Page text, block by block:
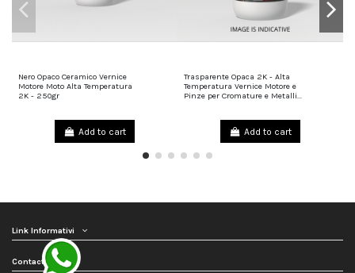
Nero Opaco Ceramico Vernice
Motore Moto Alta Temperatura
2K - 250gr
Add to cart
Trasparente Opaca 2K - Alta
Temperatura Vernice Motore e
Pinze per Cromature e Metalli...
Add to cart
Link Informativi
Contact us